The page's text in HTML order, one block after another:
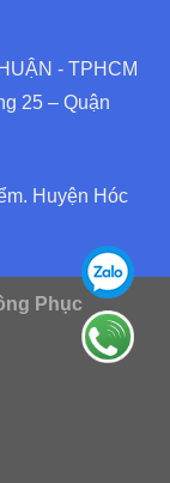
- TPHCM
25 – Quận
Huyện Hóc
Phục